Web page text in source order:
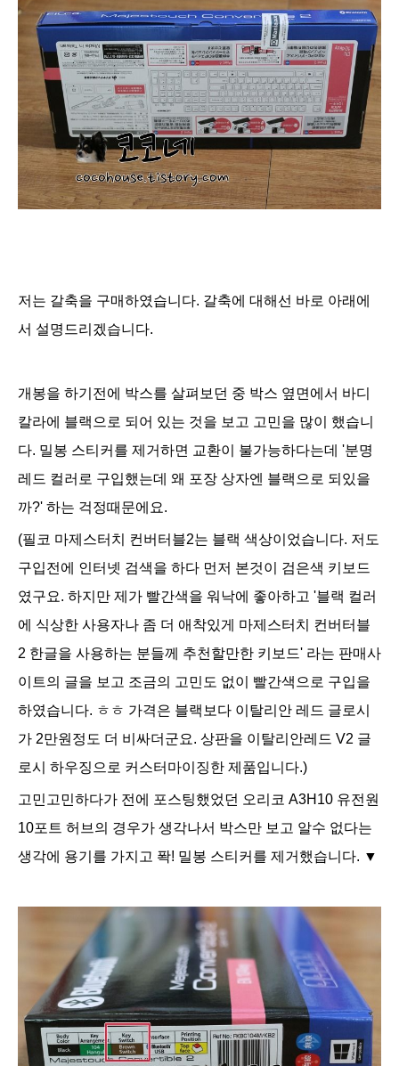
저는 갈축을 구매하였습니다. 갈축에 대해선 바로 아래에
서 설명드리겠습니다.
개봉을 하기전에 박스를 살펴보던 중 박스 옆면에서 바디
칼라에 블랙으로 되어 있는 것을 보고 고민을 많이 했습니
다. 밀봉 스티커를 제거하면 교환이 불가능하다는데 '분명
레드 컬러로 구입했는데 왜 포장 상자엔 블랙으로 되있을
까?' 하는 걱정때문에요.
(필코 마제스터치 컨버터블2는 블랙 색상이었습니다. 저도
구입전에 인터넷 검색을 하다 먼저 본것이 검은색 키보드
였구요. 하지만 제 가 빨간색을 워낙에 좋아하고 '블랙 컬러
에 식상한 사용자나 좀 더 애착있게 마제스터치 컨버터블
2 한글을 사용하는 분들께 추천할만한 키보드' 라는 판매사
이트의 글을 보고 조금의 고민도 없이 빨간색으로 구입을
하였습니다. ㅎㅎ 가격은 블랙보다 이탈리안 레드 글로시
가 2만원정도 더 비싸더군요. 상판을 이탈리안레드 V2 글
로시 하우징으로 커스터마이징한 제품입니다.)
고민고민하다가 전에 포스팅했었던 오리코 A3H10 유전원
10포트 허브의 경우가 생각나서 박스만 보고 알수 없다는
생각에 용기를 가지고 퐉! 밀봉 스티커를 제거했습니다. ▼